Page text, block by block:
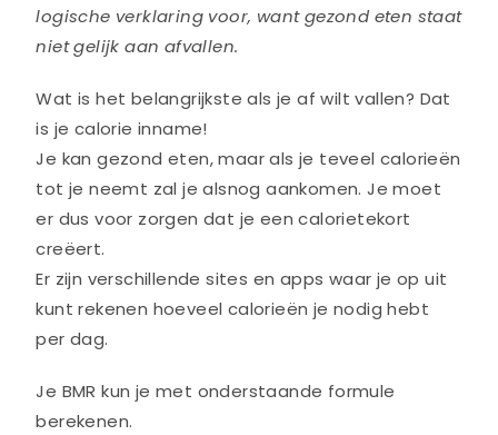
logische verklaring voor, want gezond eten staat
niet gelijk aan afvallen.
Wat is het belangrijkste als je af wilt vallen? Dat
is je calorie inname!
Je kan gezond eten, maar als je teveel calorieën
tot je neemt zal je alsnog aankomen. Je moet
er dus voor zorgen dat je een calorietekort
creëert.
Er zijn verschillende sites en apps waar je op uit
kunt rekenen hoeveel calorieën je nodig hebt
per dag.
Je BMR kun je met onderstaande formule
berekenen.